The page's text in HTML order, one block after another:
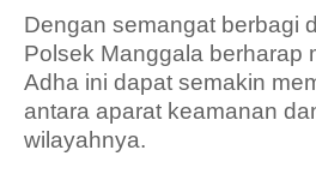
Dengan semangat berbagi
Polsek Manggala berharap
Adha ini dapat semakin
antara aparat keamanan
wilayahnya.